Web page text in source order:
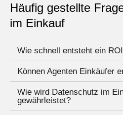
Häufig gestellte
im Einkauf
Wie schnell entsteht ein
Können Agenten Einkäufer
Wie wird Datenschutz im
gewährleistet?